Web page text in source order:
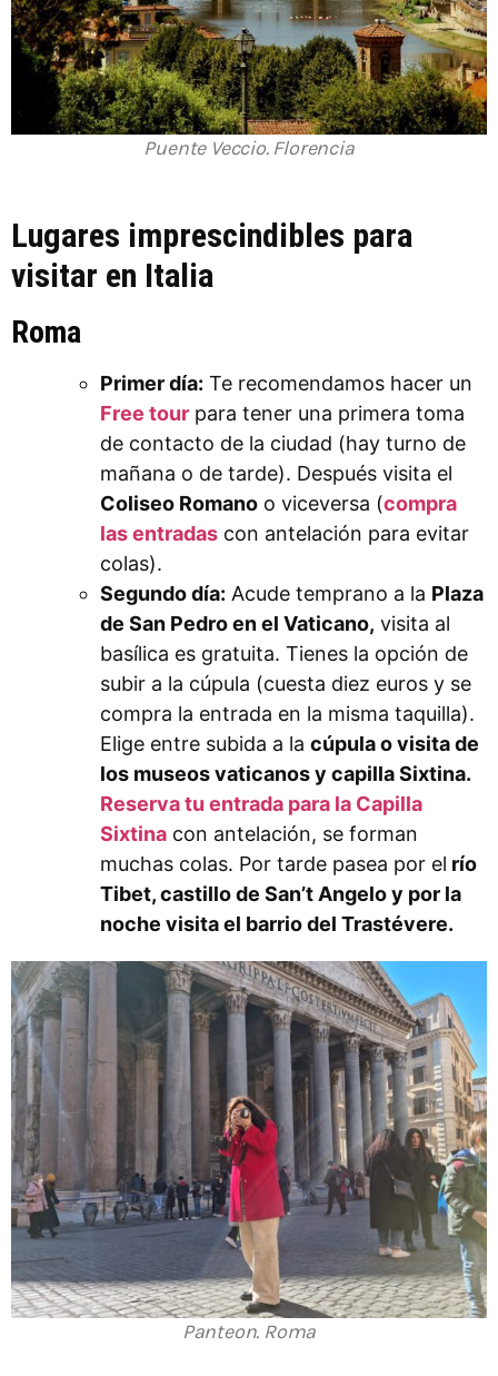
Puente Veccio. Florencia
Lugares imprescindibles para
visitar en Italia
Roma
Primer día: Te recomendamos hacer un
Free tour para tener una primera toma
de contacto de la ciudad (hay turno de
mañana o de tarde). Después visita el
Coliseo Romano o viceversa (compra
las entradas con antelación para evitar
colas).
Segundo día: Acude temprano a la Plaza
de San Pedro en el Vaticano, visita al
basílica es gratuita. Tienes la opción de
subir a la cúpula (cuesta diez euros y se
compra la entrada en la misma taquilla).
Elige entre subida a la cúpula o visita de
los museos vaticanos y capilla Sixtina.
Reserva tu entrada para la Capilla
Sixtina con antelación, se forman
muchas colas. Por tarde pasea por el río
Tibet, castillo de San’t Angelo y por la
noche visita el barrio del Trastévere.
Panteon. Roma